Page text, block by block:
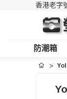
香港老字
防潮箱
首頁